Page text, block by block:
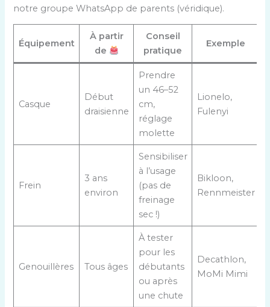
notre groupe WhatsApp de parents (véridique).
Équipement
À partir
de
Conseil
pratique
Exemple
Casque
Début
draisienne
Prendre
un 46–52
cm,
réglage
molette
Lionelo,
Fulenyi
Frein
3 ans
environ
Sensibiliser
à l’usage
(pas de
freinage
sec !)
Bikloon,
Rennmeister
Genouillères Tous âges
À tester
pour les
débutants
ou après
une chute
Decathlon,
MoMi Mimi